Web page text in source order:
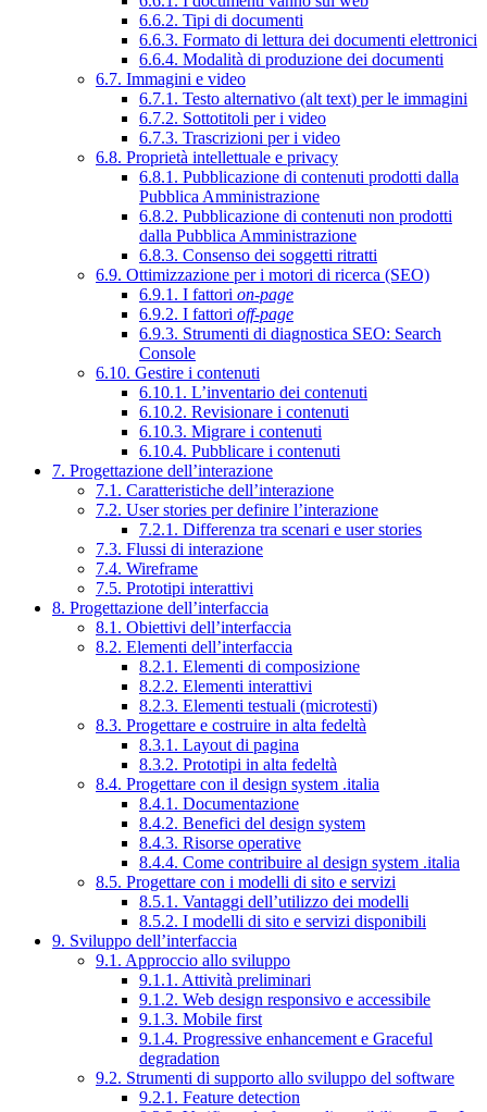
6.6.2. Tipi di documenti
6.6.3. Formato di lettura dei documenti elettronici
6.6.4. Modalità di produzione dei documenti
6.7. Immagini e video
6.7.1. Testo alternativo (alt text) per le immagini
6.7.2. Sottotitoli per i video
6.7.3. Trascrizioni per i video
6.8. Proprietà intellettuale e privacy
6.8.1. Pubblicazione di contenuti prodotti dalla
Pubblica Amministrazione
6.8.2. Pubblicazione di contenuti non prodotti
dalla Pubblica Amministrazione
6.8.3. Consenso dei soggetti ritratti
6.9. Ottimizzazione per i motori di ricerca (SEO)
6.9.1. I fattori on-page
6.9.2. I fattori off-page
6.9.3. Strumenti di diagnostica SEO: Search
Console
6.10. Gestire i contenuti
6.10.1. L’inventario dei contenuti
6.10.2. Revisionare i contenuti
6.10.3. Migrare i contenuti
6.10.4. Pubblicare i contenuti
7. Progettazione dell’interazione
7.1. Caratteristiche dell’interazione
7.2. User stories per definire l’interazione
7.2.1. Differenza tra scenari e user stories
7.3. Flussi di interazione
7.4. Wireframe
7.5. Prototipi interattivi
8. Progettazione dell’interfaccia
8.1. Obiettivi dell’interfaccia
8.2. Elementi dell’interfaccia
8.2.1. Elementi di composizione
8.2.2. Elementi interattivi
8.2.3. Elementi testuali (microtesti)
8.3. Progettare e costruire in alta fedeltà
8.3.1. Layout di pagina
8.3.2. Prototipi in alta fedeltà
8.4. Progettare con il design system .italia
8.4.1. Documentazione
8.4.2. Benefici del design system
8.4.3. Risorse operative
8.4.4. Come contribuire al design system .italia
8.5. Progettare con i modelli di sito e servizi
8.5.1. Vantaggi dell’utilizzo dei modelli
8.5.2. I modelli di sito e servizi disponibili
9. Sviluppo dell’interfaccia
9.1. Approccio allo sviluppo
9.1.1. Attività preliminari
9.1.2. Web design responsivo e accessibile
9.1.3. Mobile first
9.1.4. Progressive enhancement e Graceful
degradation
9.2. Strumenti di supporto allo sviluppo del software
9.2.1. Feature detection